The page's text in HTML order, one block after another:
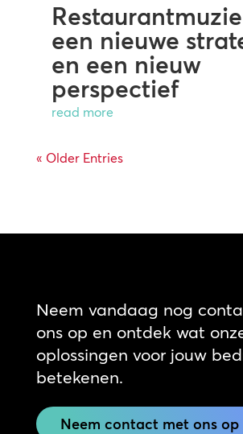
een nieuwe
en een nieuw
perspectief
read more
« Older Entries
Neem vandaag nog
ons op en ontdek wat
oplossingen voor jouw
betekenen.
Neem contact met ons op